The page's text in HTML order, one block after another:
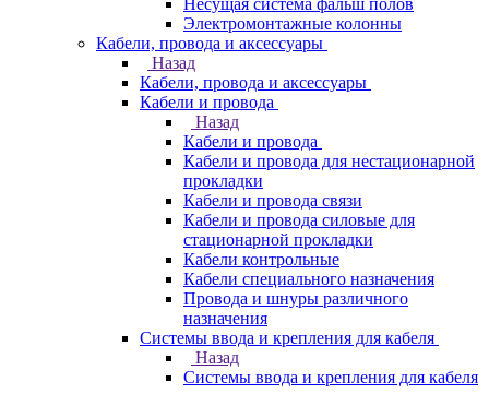
Несущая система фальш полов
Электромонтажные колонны
Кабели, провода и аксессуары
Назад
Кабели, провода и аксессуары
Кабели и провода
Назад
Кабели и провода
Кабели и провода для нестационарной
прокладки
Кабели и провода связи
Кабели и провода силовые для
стационарной прокладки
Кабели контрольные
Кабели специального назначения
Провода и шнуры различного
назначения
Системы ввода и крепления для кабеля
Назад
Системы ввода и крепления для кабеля